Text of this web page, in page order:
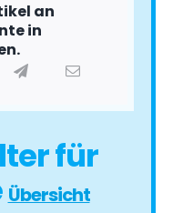
an
in
für
Übersicht